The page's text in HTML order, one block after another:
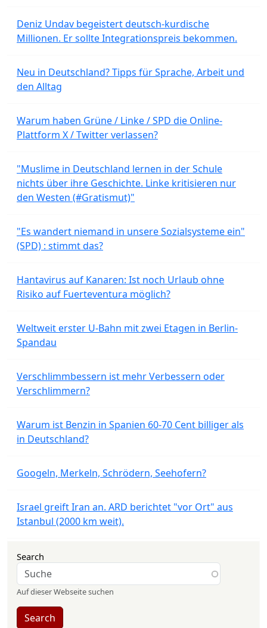
Deniz Undav begeistert deutsch-kurdische
Millionen. Er sollte Integrationspreis bekommen.
Neu in Deutschland? Tipps für Sprache, Arbeit und
den Alltag
Warum haben Grüne / Linke / SPD die Online-
Plattform X / Twitter verlassen?
"Muslime in Deutschland lernen in der Schule
nichts über ihre Geschichte. Linke kritisieren nur
den Westen (#Gratismut)"
"Es wandert niemand in unsere Sozialsysteme ein"
(SPD) : stimmt das?
Hantavirus auf Kanaren: Ist noch Urlaub ohne
Risiko auf Fuerteventura möglich?
Weltweit erster U-Bahn mit zwei Etagen in Berlin-
Spandau
Verschlimmbessern ist mehr Verbessern oder
Verschlimmern?
Warum ist Benzin in Spanien 60-70 Cent billiger als
in Deutschland?
Googeln, Merkeln, Schrödern, Seehofern?
Israel greift Iran an. ARD berichtet "vor Ort" aus
Istanbul (2000 km weit).
Search
Auf dieser Webseite suchen
Search